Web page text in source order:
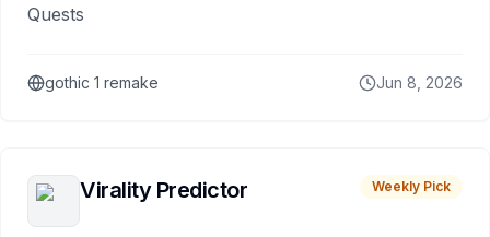
Quests
gothic 1 remake Jun 8, 2026
Virality Predictor Weekly Pick